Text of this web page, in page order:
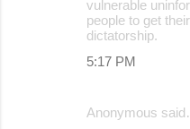
vulnerable
people to get
dictatorship.
5:17 PM
Anonymous